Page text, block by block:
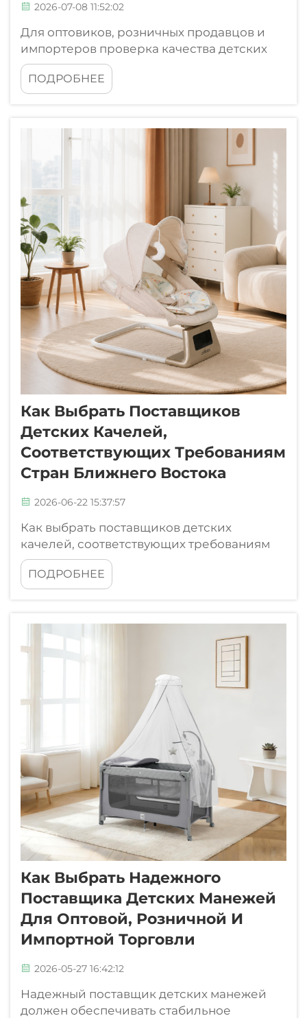
2026-07-08 11:52:02
Для оптовиков, розничных продавцов и
импортеров проверка качества детских
москитных сеток перед крупными
заказами помогает снизить риски для
безопасности, количество возвратов
соответствия требованиям и
долгосрочный ущерб репутации бренда.
Детские москитные сетки часто
ПОДРОБНЕЕ
Как Выбрать Поставщиков
Детских Качелей,
Соответствующих Требованиям
Стран Ближнего Востока
2026-06-22 15:37:57
Как выбрать поставщиков детских
качелей, соответствующих требованиям
рынка Ближнего Востока. Надежный
поставщик детских качелей для
покупателей из стран Ближнего Востока
безопасности продукции, поддержку в
обеспечении соответствия требованиям
конкретного рынка, стабильный контроль
качества, готовность к экспорту...
ПОДРОБНЕЕ
Как Выбрать Надежного
Поставщика Детских Манежей
Для Оптовой, Розничной И
Импортной Торговли
2026-05-27 16:42:12
Надежный поставщик детских манежей
должен обеспечивать стабильное